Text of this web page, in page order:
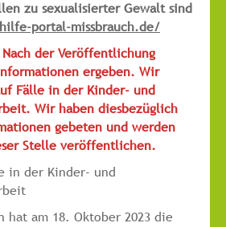
zu sexualisierter Gewalt sind
portal-missbrauch.de/
Nach der Veröffentlichung
ergeben. Wir
Fälle in der Kinder- und
Wir haben diesbezüglich
gebeten und werden
Stelle veröffentlichen.
in der Kinder- und
hat am 18. Oktober 2023 die